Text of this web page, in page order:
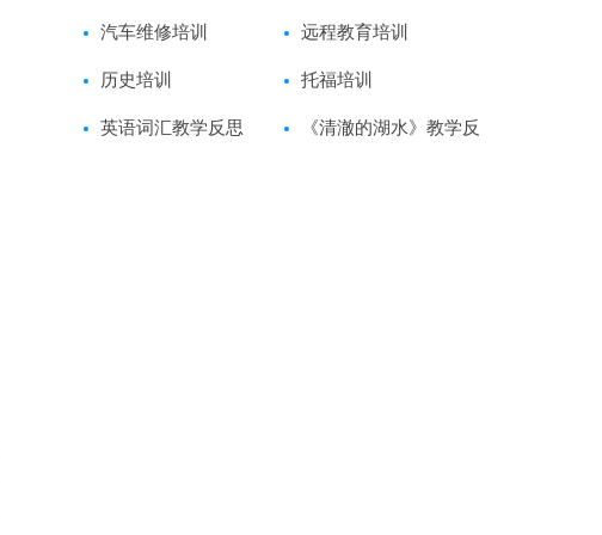
教学设计范文
汽车维修培训 远程教育培训
历史培训 托福培训
英语词汇教学反思 《清澈的湖水》教学反